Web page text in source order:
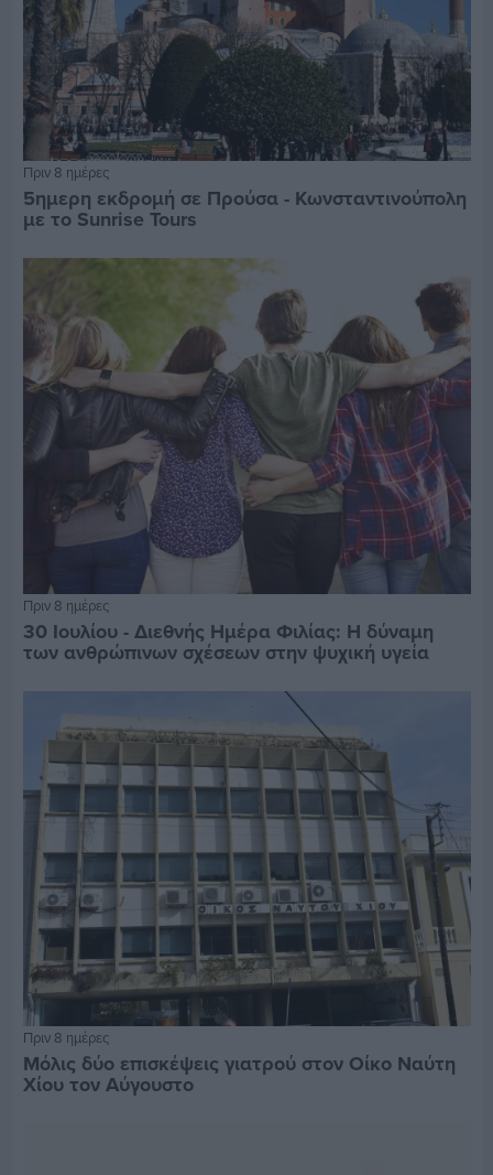
Πριν 8 ημέρες
5ημερη εκδρομή σε Προύσα - Κωνσταντινούπολη
με το Sunrise Tours
Πριν 8 ημέρες
30 Ιουλίου - Διεθνής Ημέρα Φιλίας: Η δύναμη
των ανθρώπινων σχέσεων στην ψυχική υγεία
Πριν 8 ημέρες
Μόλις δύο επισκέψεις γιατρού στον Οίκο Ναύτη
Χίου τον Αύγουστο